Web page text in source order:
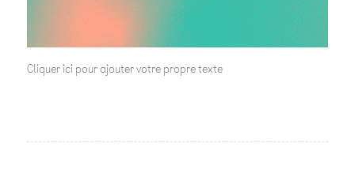
Cliquer ici pour ajouter votre propre texte